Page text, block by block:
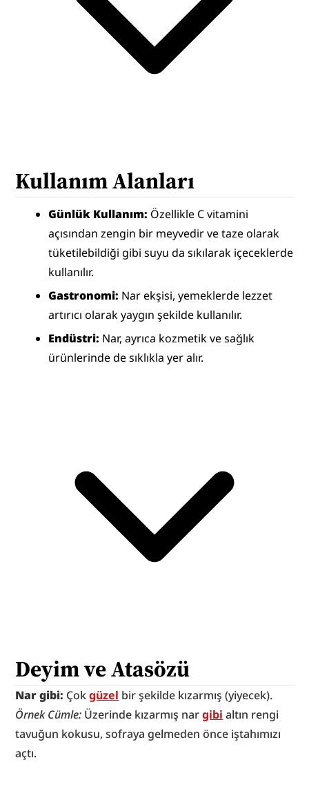
Kullanım Alanları
Günlük Kullanım: Özellikle C vitamini
açısından zengin bir meyvedir ve taze olarak
tüketilebildiği gibi suyu da sıkılarak içeceklerde
kullanılır.
Gastronomi: Nar ekşisi, yemeklerde lezzet
artırıcı olarak yaygın şekilde kullanılır.
Endüstri: Nar, ayrıca kozmetik ve sağlık
ürünlerinde de sıklıkla yer alır.
Deyim ve Atasözü
Nar gibi: Çok güzel bir şekilde kızarmış (yiyecek).
Örnek Cümle: Üzerinde kızarmış nar gibi altın rengi
tavuğun kokusu, sofraya gelmeden önce iştahımızı
açtı.